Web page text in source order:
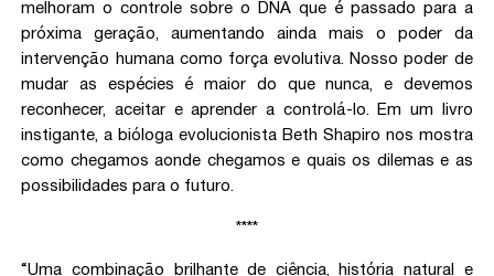
melhoram o controle sobre o DNA que é passado para a
próxima geração, aumentando ainda mais o poder da
intervenção humana como força evolutiva. Nosso poder de
mudar as espécies é maior do que nunca, e devemos
reconhecer, aceitar e aprender a controlá-lo. Em um livro
instigante, a bióloga evolucionista Beth Shapiro nos mostra
como chegamos aonde chegamos e quais os dilemas e as
possibilidades para o futuro.
****
“Uma combinação brilhante de ciência, história natural e